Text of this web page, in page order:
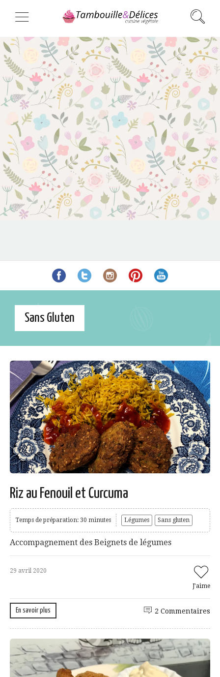
Sans Gluten
Riz au Fenouil et Curcuma
Temps de préparation: 30 minutes Légumes Sans gluten
Accompagnement des Beignets de légumes
29 avril 2020
J'aime
En savoir plus 2 Commentaires